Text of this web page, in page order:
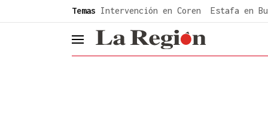
Temas Intervención en Coren Estafa en
header.menu.open